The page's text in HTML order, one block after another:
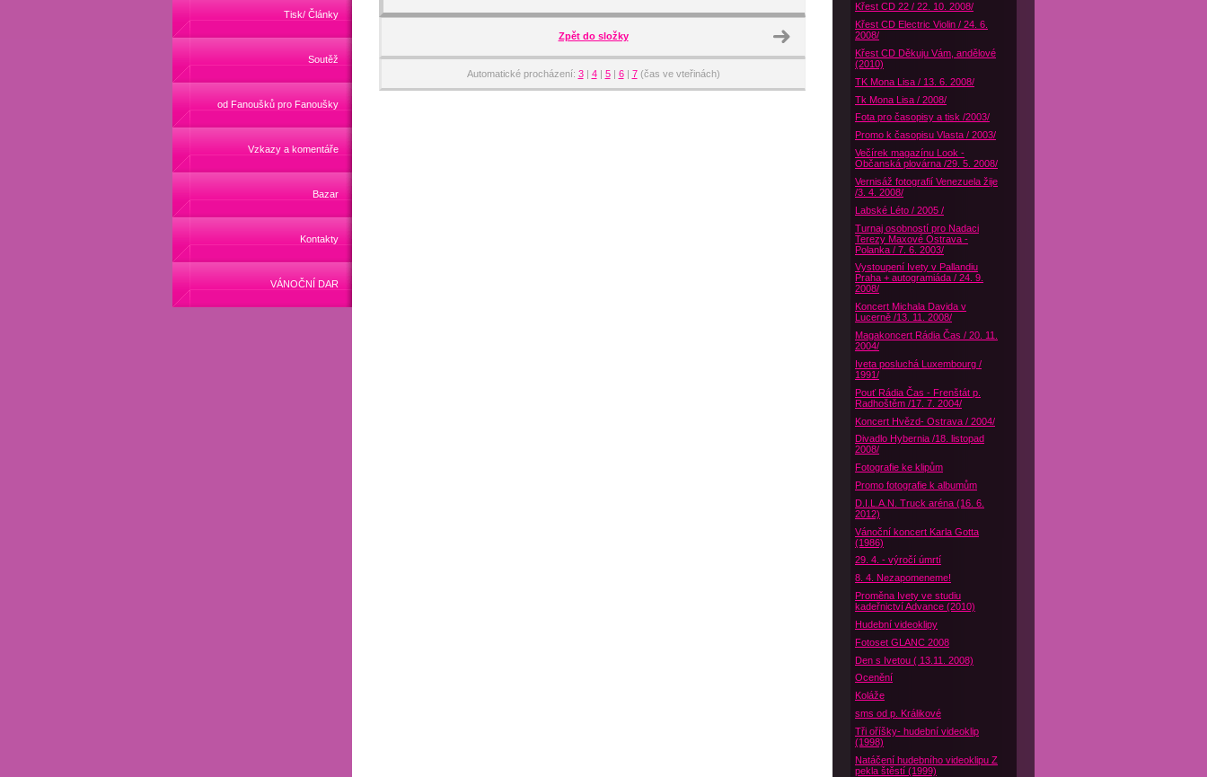
Tisk/ Články
Soutěž
od Fanoušků pro Fanoušky
Vzkazy a komentáře
Bazar
Kontakty
VÁNOČNÍ DAR
Zpět do složky
Automatické procházení: 3| 4| 5| 6| 7(čas ve vteřinách)
Křest CD 22 / 22. 10. 2008/
Křest CD Electric Violin / 24. 6.
2008/
Křest CD Děkuju Vám, andělové
(2010)
TK Mona Lisa / 13. 6. 2008/
Tk Mona Lisa / 2008/
Fota pro časopisy a tisk /2003/
Promo k časopisu Vlasta / 2003/
Večírek magazínu Look -
Občanská plovárna /29. 5. 2008/
Vernisáž fotografií Venezuela žije
/3. 4. 2008/
Labské Léto / 2005 /
Turnaj osobností pro Nadaci
Terezy Maxové Ostrava -
Polanka / 7. 6. 2003/
Vystoupení Ivety v Pallandiu
Praha + autogramiáda / 24. 9.
2008/
Koncert Michala Davida v
Lucerně /13. 11. 2008/
Magakoncert Rádia Čas / 20. 11.
2004/
Iveta posluchá Luxembourg /
1991/
Pouť Rádia Čas - Frenštát p.
Radhoštěm /17. 7. 2004/
Koncert Hvězd- Ostrava / 2004/
Divadlo Hybernia /18. listopad
2008/
Fotografie ke klipům
Promo fotografie k albumům
D.I.L.A.N. Truck aréna (16. 6.
2012)
Vánoční koncert Karla Gotta
(1986)
29. 4. - výročí úmrtí
8. 4. Nezapomeneme!
Proměna Ivety ve studiu
kadeřnictví Advance (2010)
Hudební videoklipy
Fotoset GLANC 2008
Den s Ivetou ( 13.11. 2008)
Ocenění
Koláže
sms od p. Králikové
Tři oříšky- hudební videoklip
(1998)
Natáčení hudebního videoklipu Z
pekla štěstí (1999)